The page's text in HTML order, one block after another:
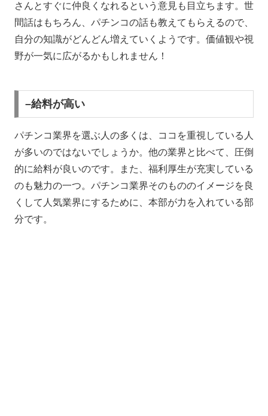
さんとすぐに仲良くなれるという意見も目立ちます。世
間話はもちろん、パチンコの話も教えてもらえるので、
自分の知識がどんどん増えていくようです。価値観や視
野が一気に広がるかもしれません！
–給料が高い
パチンコ業界を選ぶ人の多くは、ココを重視している人
が多いのではないでしょうか。他の業界と比べて、圧倒
的に給料が良いのです。また、福利厚生が充実している
のも魅力の一つ。パチンコ業界そのもののイメージを良
くして人気業界にするために、本部が力を入れている部
分です。